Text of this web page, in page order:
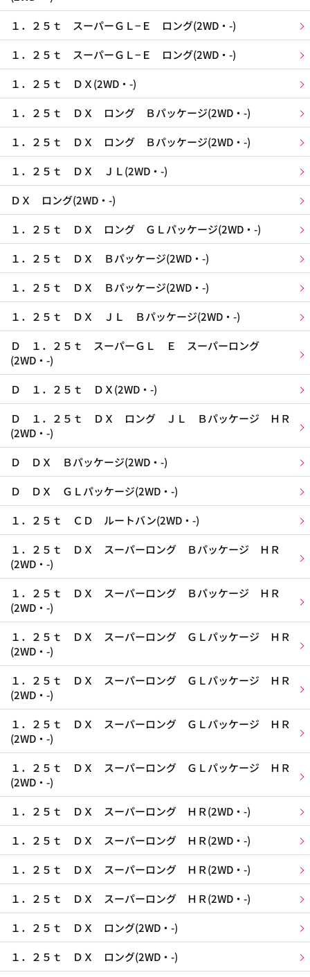
１．２５ｔ スーパーＧＬ−Ｅ ロング(2WD・-)
１．２５ｔ スーパーＧＬ−Ｅ ロング(2WD・-)
１．２５ｔ ＤＸ(2WD・-)
１．２５ｔ ＤＸ ロング Ｂパッケージ(2WD・-)
１．２５ｔ ＤＸ ロング Ｂパッケージ(2WD・-)
１．２５ｔ ＤＸ ＪＬ(2WD・-)
ＤＸ ロング(2WD・-)
１．２５ｔ ＤＸ ロング ＧＬパッケージ(2WD・-)
１．２５ｔ ＤＸ Ｂパッケージ(2WD・-)
１．２５ｔ ＤＸ Ｂパッケージ(2WD・-)
１．２５ｔ ＤＸ ＪＬ Ｂパッケージ(2WD・-)
Ｄ １．２５ｔ スーパーＧＬ Ｅ スーパーロング
(2WD・-)
Ｄ １．２５ｔ ＤＸ(2WD・-)
Ｄ １．２５ｔ ＤＸ ロング ＪＬ Ｂパッケージ ＨＲ
(2WD・-)
Ｄ ＤＸ Ｂパッケージ(2WD・-)
Ｄ ＤＸ ＧＬパッケージ(2WD・-)
１．２５ｔ ＣＤ ルートバン(2WD・-)
１．２５ｔ ＤＸ スーパーロング Ｂパッケージ ＨＲ
(2WD・-)
１．２５ｔ ＤＸ スーパーロング Ｂパッケージ ＨＲ
(2WD・-)
１．２５ｔ ＤＸ スーパーロング ＧＬパッケージ ＨＲ
(2WD・-)
１．２５ｔ ＤＸ スーパーロング ＧＬパッケージ ＨＲ
(2WD・-)
１．２５ｔ ＤＸ スーパーロング ＧＬパッケージ ＨＲ
(2WD・-)
１．２５ｔ ＤＸ スーパーロング ＧＬパッケージ ＨＲ
(2WD・-)
１．２５ｔ ＤＸ スーパーロング ＨＲ(2WD・-)
１．２５ｔ ＤＸ スーパーロング ＨＲ(2WD・-)
１．２５ｔ ＤＸ スーパーロング ＨＲ(2WD・-)
１．２５ｔ ＤＸ スーパーロング ＨＲ(2WD・-)
１．２５ｔ ＤＸ ロング(2WD・-)
１．２５ｔ ＤＸ ロング(2WD・-)